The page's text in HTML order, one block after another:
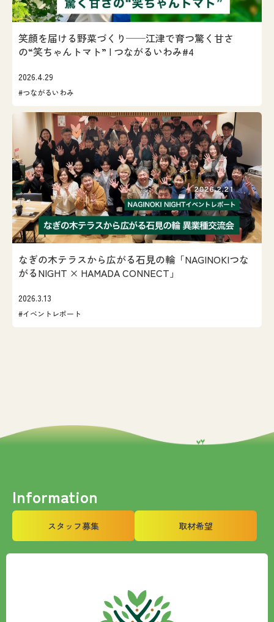
笑顔を届ける野菜づくり──江津で育つ驚く甘さ
の“笑ちゃんトマト” | つながるいわみ#4
2026.4.29
#つながるいわみ
なぎの木テラスから広がる石見の輪「NAGINOKIつな
がるNIGHT × HAMADA CONNECT」
2026.3.13
#イベントレポート
Information
スタッフ募集 取材希望